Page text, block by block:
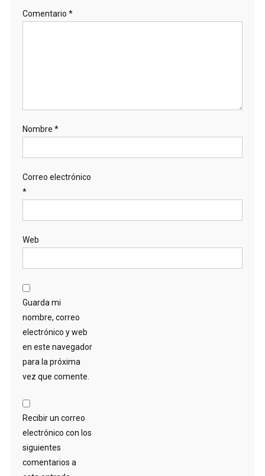
Comentario *
Nombre *
Correo electrónico
*
Web
Guarda mi
nombre, correo
electrónico y web
en este navegador
para la próxima
vez que comente.
Recibir un correo
electrónico con los
siguientes
comentarios a